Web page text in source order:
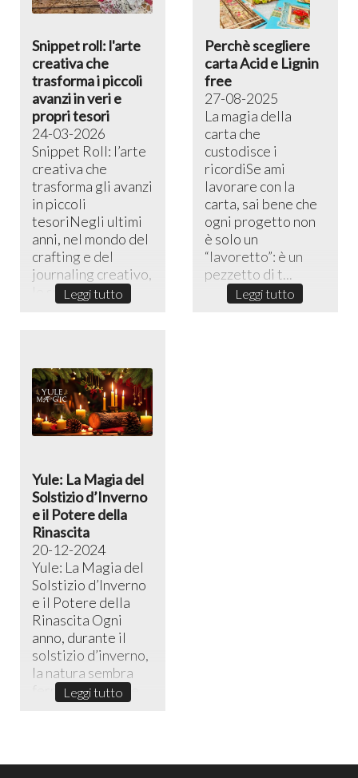
Snippet roll: l'arte
creativa che
trasforma i piccoli
avanzi in veri e
propri tesori
24-03-2026
Snippet Roll: l’arte
creativa che
trasforma gli avanzi
in piccoli
tesoriNegli ultimi
anni, nel mondo del
crafting e del
journaling creativo,
lo sni...Leggi tutto
Perchè scegliere
carta Acid e Lignin
free
27-08-2025
La magia della
carta che
custodisce i
ricordiSe ami
lavorare con la
carta, sai bene che
ogni progetto non
è solo un
“lavoretto”: è un
pezzetto di t...
Leggi tutto
Yule: La Magia del
Solstizio d’Inverno
e il Potere della
Rinascita
20-12-2024
Yule: La Magia del
Solstizio d’Inverno
e il Potere della
Rinascita ​Ogni
anno, durante il
solstizio d’inverno,
la natura sembra
fermarsi in un sile...
Leggi tutto